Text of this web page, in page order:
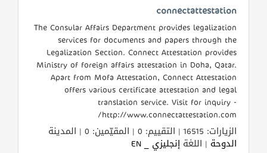
connectattestation
The Consular Affairs Department provides legalization
services for documents and papers through the
Legalization Section. Connect Attestation provides
Ministry of foreign affairs attestation in Doha, Qatar.
Apart from Mofa Attestation, Connect Attestation
offers various certificate attestation and legal
translation service. Visit for inquiry -
http://www.connectattestation.com/
الزيارات: 16515 | التقييم: 0 | المقيّمين: 0 | المدينة
الدوحة | اللغة إنجليزي _ EN